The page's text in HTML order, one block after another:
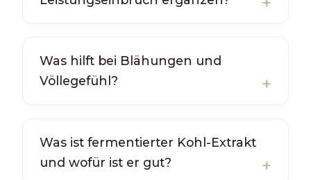
Was hilft bei Blähungen und
Völlegefühl?
Was ist fermentierter Kohl-Extrakt
und wofür ist er gut?